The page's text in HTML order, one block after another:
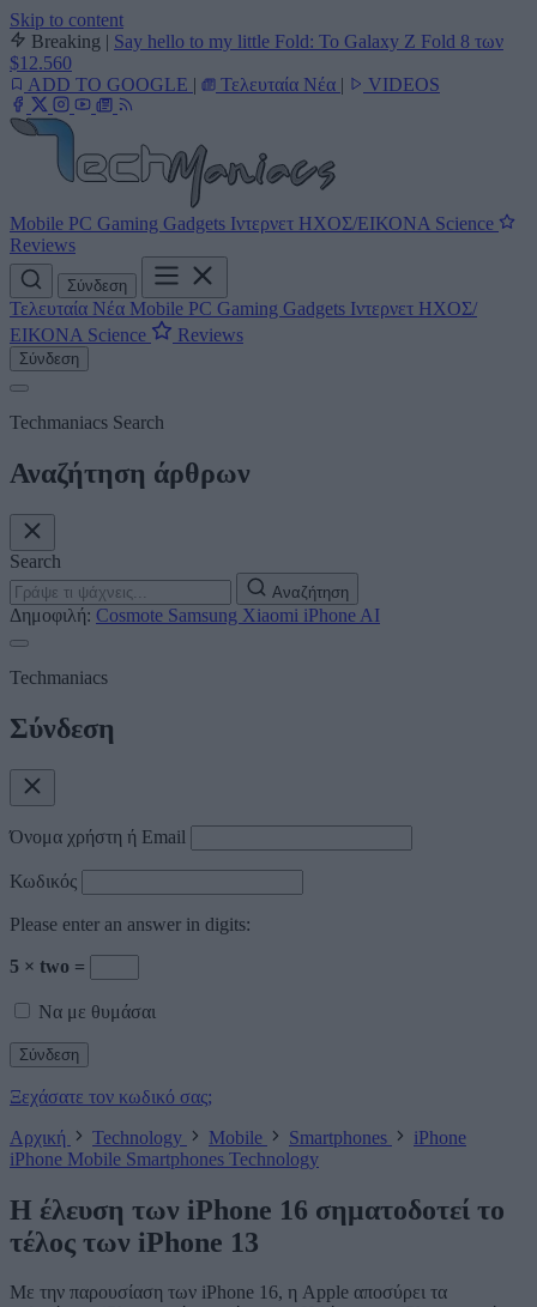
Skip to content
Breaking | Say hello to my little Fold: Το Galaxy Z Fold 8 των
$12.560
ADD TO GOOGLE | Τελευταία Νέα | VIDEOS
Mobile PC Gaming Gadgets Ιντερνετ ΗΧΟΣ/ΕΙΚΟΝΑ Science
Reviews
Σύνδεση
Τελευταία Νέα Mobile PC Gaming Gadgets Ιντερνετ ΗΧΟΣ/
ΕΙΚΟΝΑ Science Reviews
Σύνδεση
Techmaniacs Search
Αναζήτηση άρθρων
Search
Αναζήτηση
Δημοφιλή: Cosmote Samsung Xiaomi iPhone AI
Techmaniacs
Σύνδεση
Όνομα χρήστη ή Email
Κωδικός
Please enter an answer in digits:
5 × two =
Να με θυμάσαι
Ξεχάσατε τον κωδικό σας;
Αρχική
Technology Mobile Smartphones
iPhone
iPhone Mobile Smartphones Technology
Η έλευση των iPhone 16 σηματοδοτεί το
τέλος των iPhone 13
Με την παρουσίαση των iPhone 16, η Apple αποσύρει τα